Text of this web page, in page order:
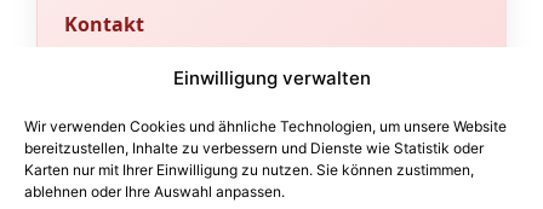
Einwilligung verwalten
Wir verwenden Cookies und ähnliche Technologien, um unsere Website
bereitzustellen, Inhalte zu verbessern und Dienste wie Statistik oder
Karten nur mit Ihrer Einwilligung zu nutzen. Sie können zustimmen,
ablehnen oder Ihre Auswahl anpassen.
Kontakt
Sachverständigenbüro & Fachportal
Für Gutachten und fachtechnische
Bewertungen betreiben wir ein
eigenständiges Sachverständigenbüro.
Fachbeiträge und technische Orientierung